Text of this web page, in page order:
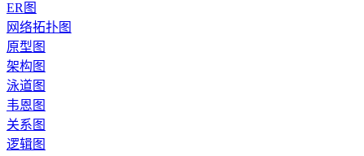
ER图
网络拓扑图
原型图
架构图
泳道图
韦恩图
关系图
逻辑图